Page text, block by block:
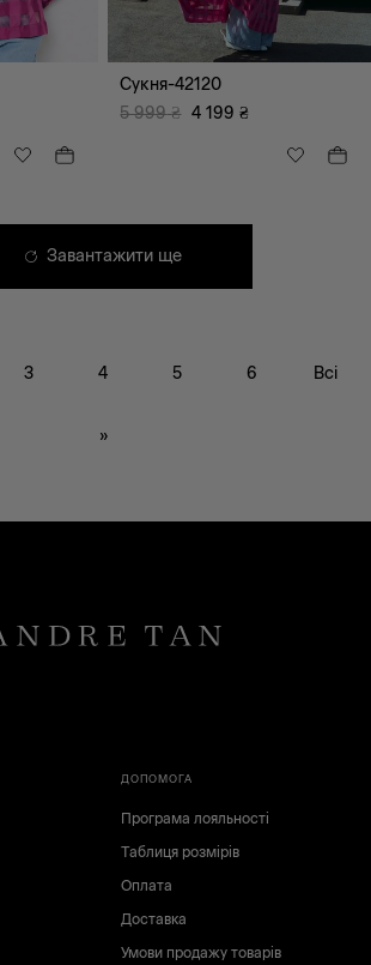
Сукня-42120
5 999 ₴ 4 199 ₴
Завантажити ще
3 4 5 6 Всі
»
ДОПОМОГА
Програма лояльності
Таблиця розмірів
Оплата
Доставка
Умови продажу товарів